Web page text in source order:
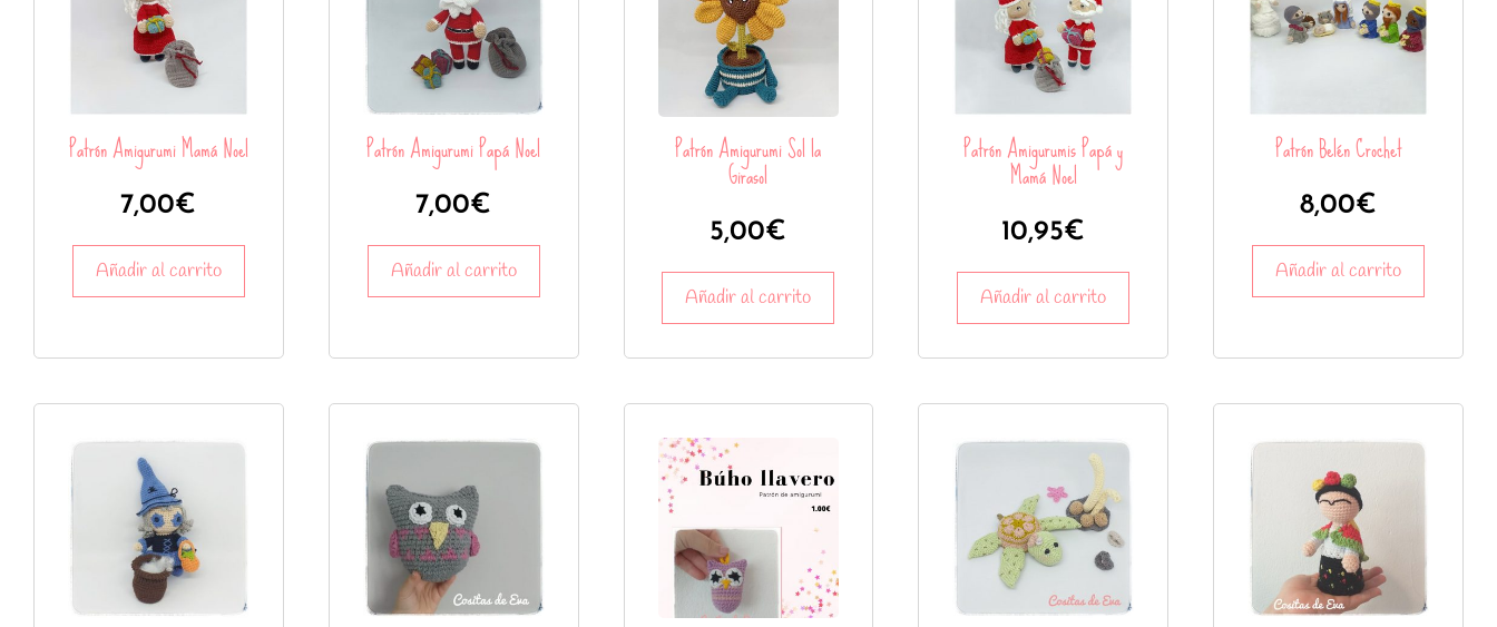
Patrón Amigurumi Mamá Noel
7,00€
Añadir al carrito
Patrón Amigurumi Papá Noel
7,00€
Añadir al carrito
Patrón Amigurumi Sol la
Girasol
5,00€
Añadir al carrito
Patrón Amigurumis Papá y
Mamá Noel
10,95€
Añadir al carrito
Patrón Belén Crochet
8,00€
Añadir al carrito